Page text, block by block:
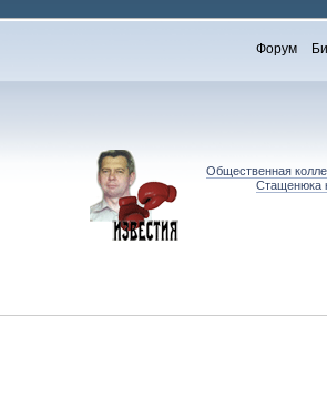
Форум
Общественная
Стащенюка